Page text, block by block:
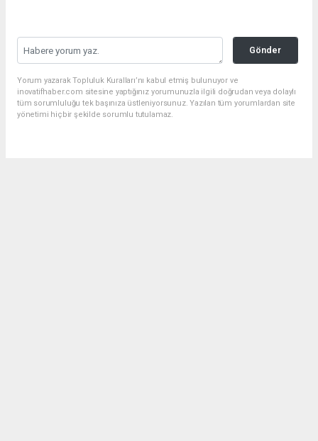
Gönder
Yorum yazarak Topluluk Kuralları’nı kabul etmiş bulunuyor ve
inovatifhaber.com sitesine yaptığınız yorumunuzla ilgili doğrudan veya dolaylı
tüm sorumluluğu tek başınıza üstleniyorsunuz. Yazılan tüm yorumlardan site
yönetimi hiçbir şekilde sorumlu tutulamaz.